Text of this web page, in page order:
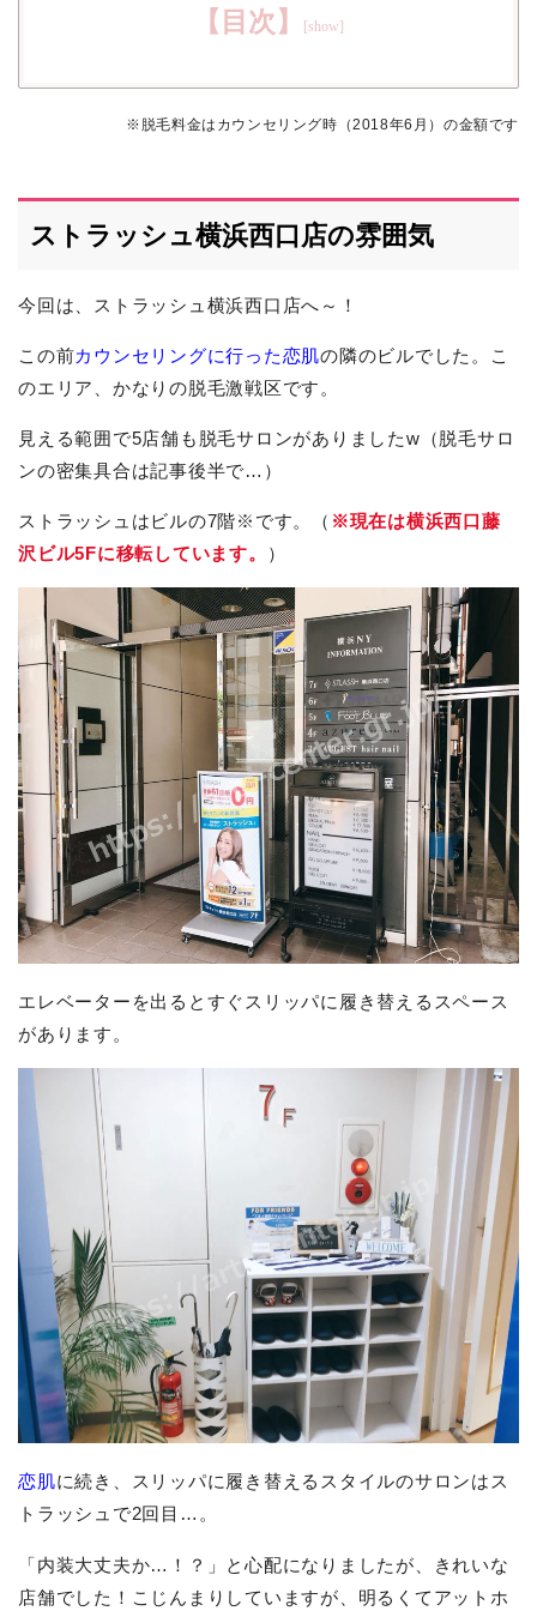
【目次】
※脱毛料金はカウンセリング時（2018年6月）の金額です
ストラッシュ横浜西口店の雰囲気
今回は、ストラッシュ横浜西口店へ～！
この前カウンセリングに行った恋肌の隣のビルでした。こ
のエリア、かなりの脱毛激戦区です。
見える範囲で5店舗も脱毛サロンがありましたw（脱毛サロ
ンの密集具合は記事後半で…）
ストラッシュはビルの7階※です。（ ※現在は横浜西口藤
沢ビル5Fに移転しています。
）
エレベーターを出るとすぐスリッパに履き替えるスペース
があります。
恋肌に続き、スリッパに履き替えるスタイルのサロンはス
トラッシュで2回目…。
「内装大丈夫か…！？」と心配になりましたが、きれいな
店舗でした！こじんまりしていますが、明るくてアットホ